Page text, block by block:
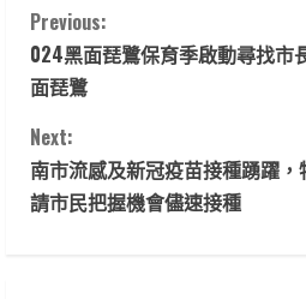
C
o
n
t
i
Previous:
024黑面琵鷺保育季啟動尋找市
面琵鷺
Next:
南市流感及新冠疫苗接種踴躍，
請市民把握機會儘速接種